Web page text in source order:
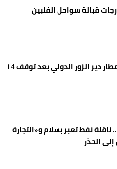
سورية تعيد فتح مطار دير الزور الدولي بعد توقف 14
نفط تعبر بسلام و«التجارة
الحذر